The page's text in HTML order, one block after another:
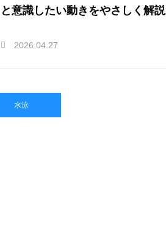
と意識したい動きをやさしく解説
2026.04.27
水泳